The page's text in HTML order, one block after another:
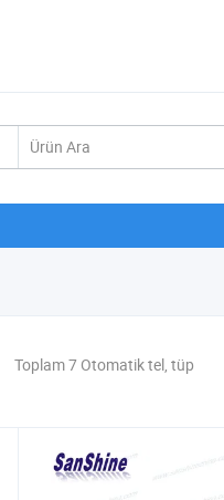
Toplam 7 Otomatik tel, tüp